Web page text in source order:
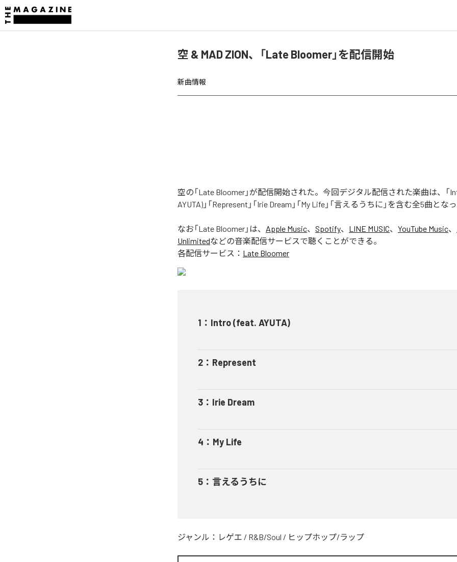
空 & MAD ZION、「Late Bloomer」を配信開始
新曲情報
空の「Late Bloomer」が配信開始された。今回デジタル配信された楽曲は、「
AYUTA)」「Represent」「Irie Dream」「My Life」「言えるうちに」を含む全5曲とな
なお「Late Bloomer 」は、 Apple Music、 Spotify、 LINE MUSIC、 YouTube Music、
Unlimitedなどの音楽配信サービスで聴くことができる。
各配信サービス： Late Bloomer
1 ： Intro (feat. AYUTA)
2 ： Represent
3 ： Irie Dream
4 ： My Life
5 ： 言えるうちに
ジャンル： レゲエ / R&B/Soul / ヒップホップ/ラップ